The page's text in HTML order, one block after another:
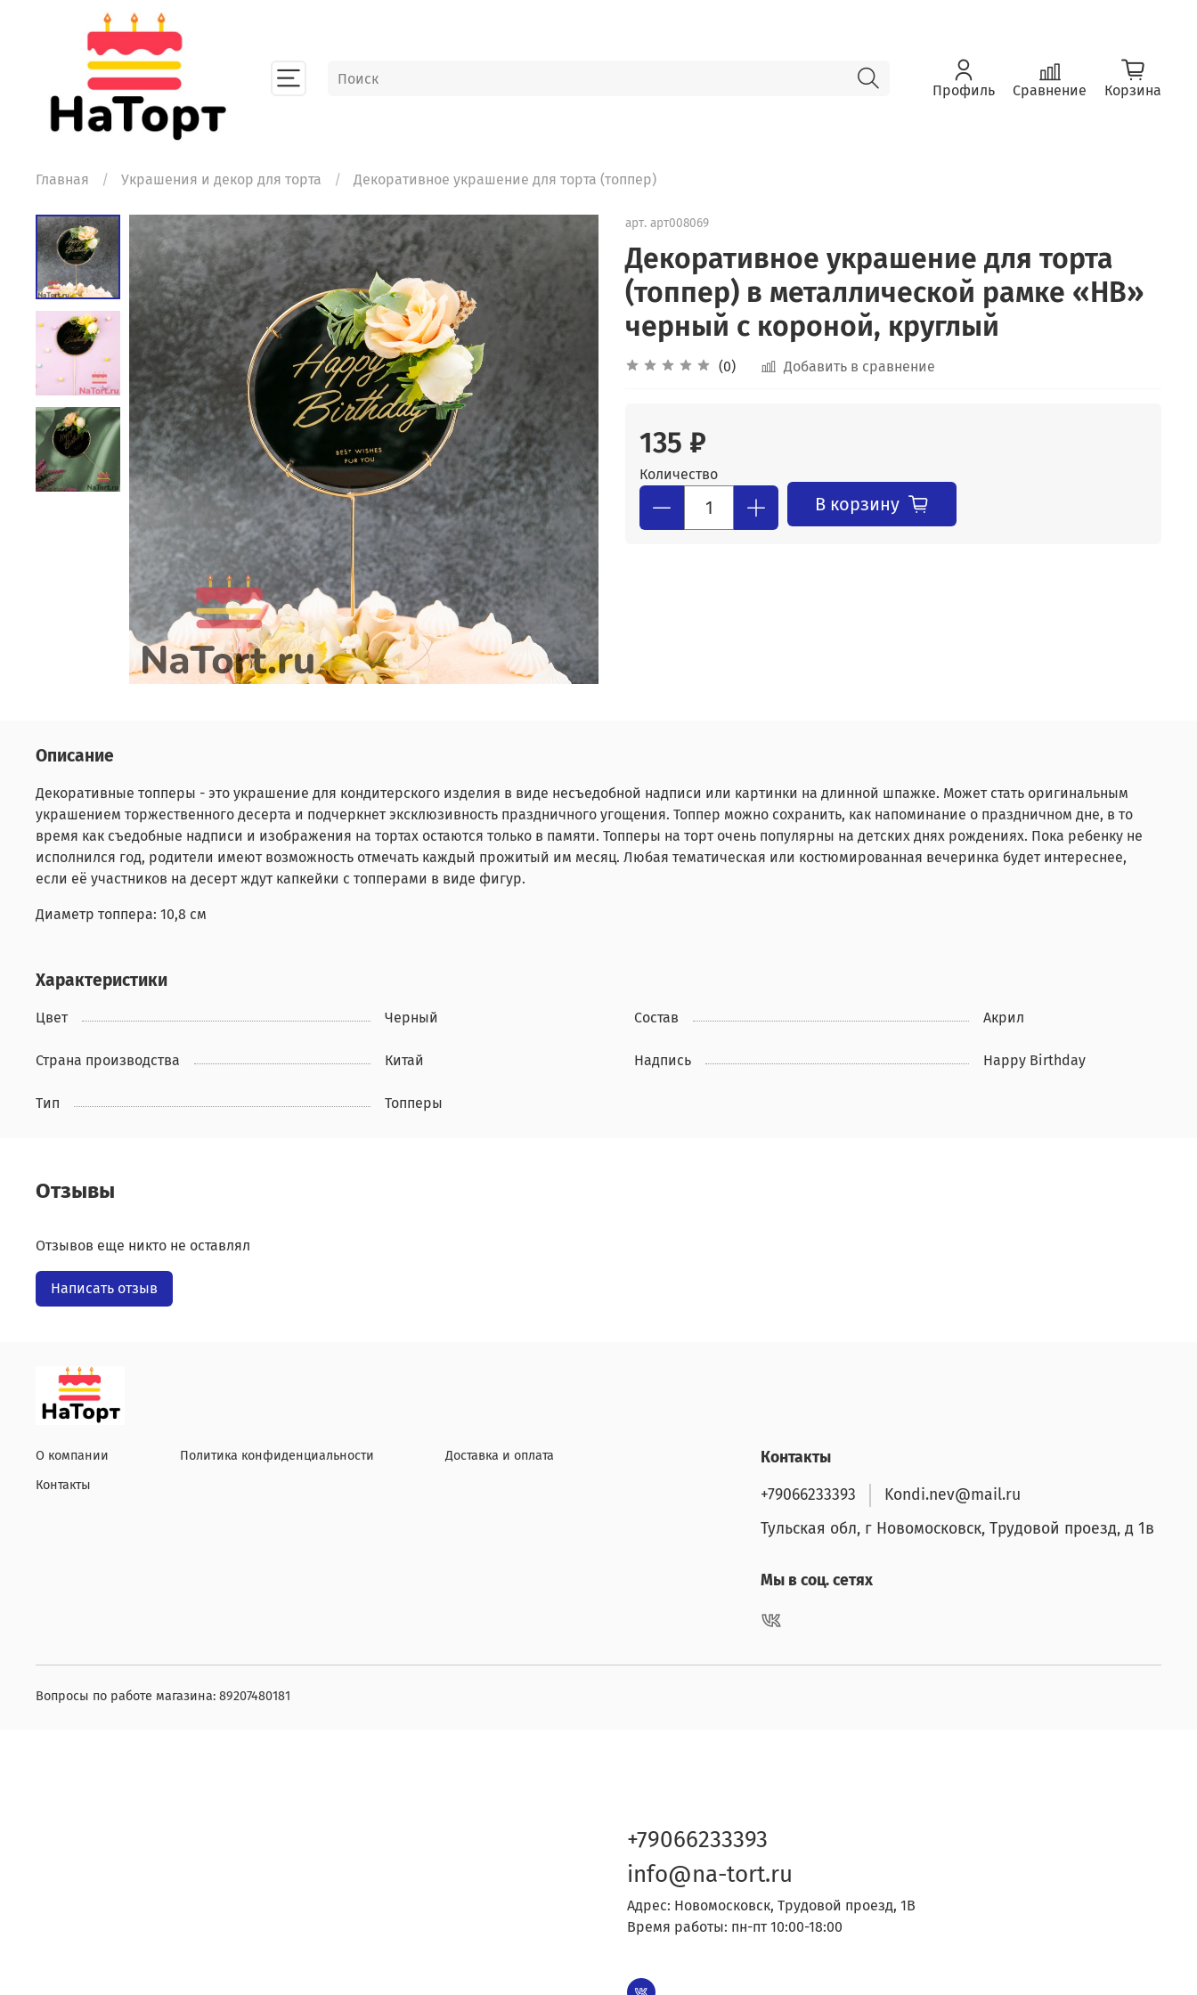
Профиль Сравнение Корзина
Главная Украшения и декор для торта Декоративное украшение для торта (топпер)
арт. арт008069
Декоративное украшение для торта
(топпер) в металлической рамке «HB»
черный с короной, круглый
(0) Добавить в сравнение
135 ₽
Количество
В корзину
Описание
Декоративные топперы - это украшение для кондитерского изделия в виде несъедобной надписи или картинки на длинной шпажке. Может стать оригинальным
украшением торжественного десерта и подчеркнет эксклюзивность праздничного угощения. Топпер можно сохранить, как напоминание о праздничном дне, в то
время как съедобные надписи и изображения на тортах остаются только в памяти. Топперы на торт очень популярны на детских днях рождениях. Пока ребенку не
исполнился год, родители имеют возможность отмечать каждый прожитый им месяц. Любая тематическая или костюмированная вечеринка будет интереснее,
если её участников на десерт ждут капкейки с топперами в виде фигур.
Диаметр топпера: 10,8 см
Характеристики
Цвет Черный Состав Акрил
Страна производства Китай Надпись Happy Birthday
Тип Топперы
Отзывы
Отзывов еще никто не оставлял
Написать отзыв
О компании
Контакты
Политика конфиденциальности Доставка и оплата
Контакты
+79066233393
Kondi.nev@mail.ru
Тульская обл, г Новомосковск, Трудовой проезд, д 1в
Мы в соц. сетях
Вопросы по работе магазина: 89207480181
+79066233393
info@na-tort.ru
Адрес: Новомосковск, Трудовой проезд, 1В
Время работы: пн-пт 10:00-18:00